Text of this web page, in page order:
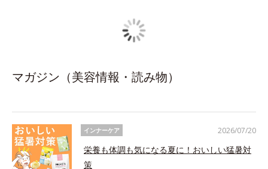
マガジン（美容情報・読み物）
インナーケア
栄養も体調も気になる夏に！おいしい猛暑対
策
2026/07/20